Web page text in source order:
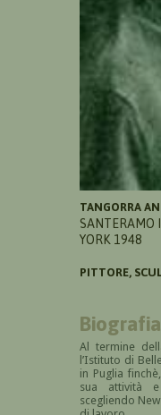
TANGORRA
SANTERAMO
YORK 1948
PITTORE,
Biografia
Al termine
l’Istituto di
in Puglia
sua attività
scegliendo